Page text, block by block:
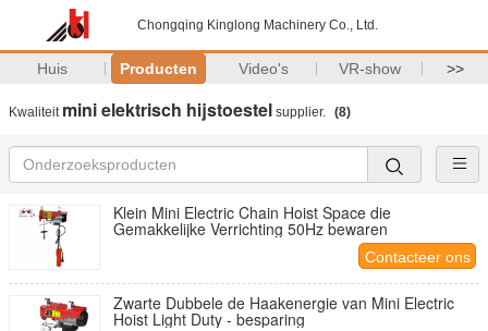
Chongqing Kinglong Machinery Co., Ltd.
Huis Producten Video's VR-show >>
Kwaliteit mini elektrisch hijstoestel supplier. (8)
Klein Mini Electric Chain Hoist Space die
Gemakkelijke Verrichting 50Hz bewaren
Contacteer ons
Zwarte Dubbele de Haakenergie van Mini Electric
Hoist Light Duty - besparing